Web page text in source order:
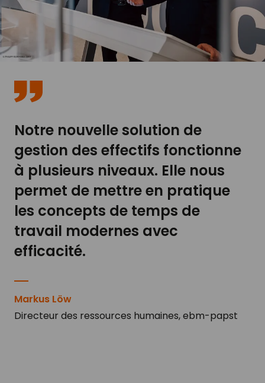
Notre nouvelle solution de
gestion des effectifs fonctionne
à plusieurs niveaux. Elle nous
permet de mettre en pratique
les concepts de temps de
travail modernes avec
efficacité.
Markus Löw
Directeur des ressources humaines, ebm-papst